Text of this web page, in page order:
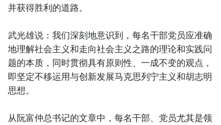
并获得胜利的道路。
武光雄说：我们深刻地意识到，每名干部党员应准确
地理解社会主义和走向社会主义之路的理论和实践问
题的本质，同时贯彻具有原则性、一成不变的观点，
即坚定不移运用与创新发展马克思列宁主义和胡志明
思想。
从阮富仲总书记的文章中，每名干部、党员尤其是领